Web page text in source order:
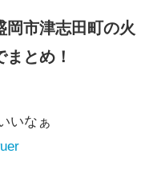
岡市津志田町の火
とめ！
いなぁ